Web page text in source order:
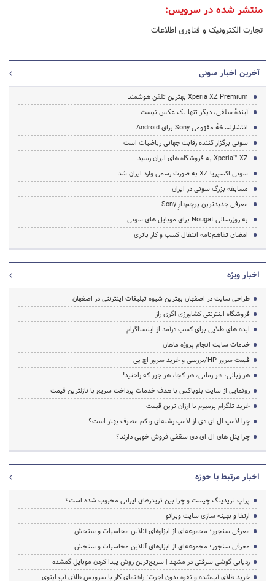
منتشر شده در سرویس:
تجارت الکترونیک و فناوری اطلاعات
آخرین اخبار سونی
Xperia XZ Premium بهترین تلفن هوشمند
آیندهٔ سلفی، دیگر تنها یک عکس نیست
انتشارنسخهٔ مفهومی Sony برای Android
سونی برگزار کننده رقابت جهانی ریاضیات است
Xperia™ XZ به فروشگاه های ایران رسید
سونی اکسپریا XZ به صورت رسمی وارد ایران شد
مسابقه بزرگ سونی در ایران
معرفی جدیدترین پرچم‌دارِ Sony
به روزرسانی Nougat برای موبایل های سونی
امضای تفاهم‌نامه انتقال کسب‌ و کار باتری
اخبار ویژه
طراحی سایت در اصفهان بهترین شیوه تبلیغات اینترنتی در اصفهان
فروشگاه اینترنتی کشاورزی اگری راز
ایده های طلایی برای کسب درآمد از اینستاگرام
خدمات سایت انجام پروژه ماهان
قیمت سرور HP/بررسی و خرید سرور اچ پی
هر زبانی، هر زمانی، هر کجا، هر جور که راحتید!
رونمایی از سایت بلوباکس با هدف خدمات پرداخت سریع با نازلترین قیمت
خرید تلگرام پرمیوم با ارزان ترین قیمت
چرا لامپ ال ای دی از لامپ رشته‌ای و کم مصرف بهتر است؟
چرا پنل های ال ای دی سقفی فروش خوبی دارند؟
اخبار مرتبط با حوزه
پراپ تریدینگ چیست و چرا بین تریدرهای ایرانی محبوب شده است؟
ارتقا و بهینه سازی سایت وبرانو
معرفی سنجور؛ مجموعه‌ای از ابزارهای آنلاین محاسبات و سنجش
معرفی سنجور؛ مجموعه‌ای از ابزارهای آنلاین محاسبات و سنجش
ردیابی گوشی سرقتی در مشهد | سریع‌ترین روش پیدا کردن موبایل گمشده
خرید طلای آب‌شده و نقره بدون اجرت؛ راهنمای کار با سرویس طلای آپِ اینوی